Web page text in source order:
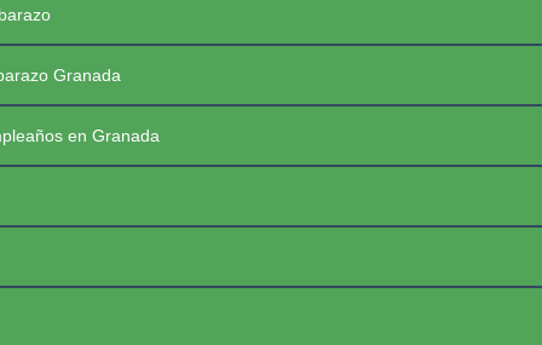
Granada
en Granada
FotoBaby Granada